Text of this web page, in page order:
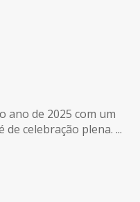
de 2025 com um
celebração plena. ...